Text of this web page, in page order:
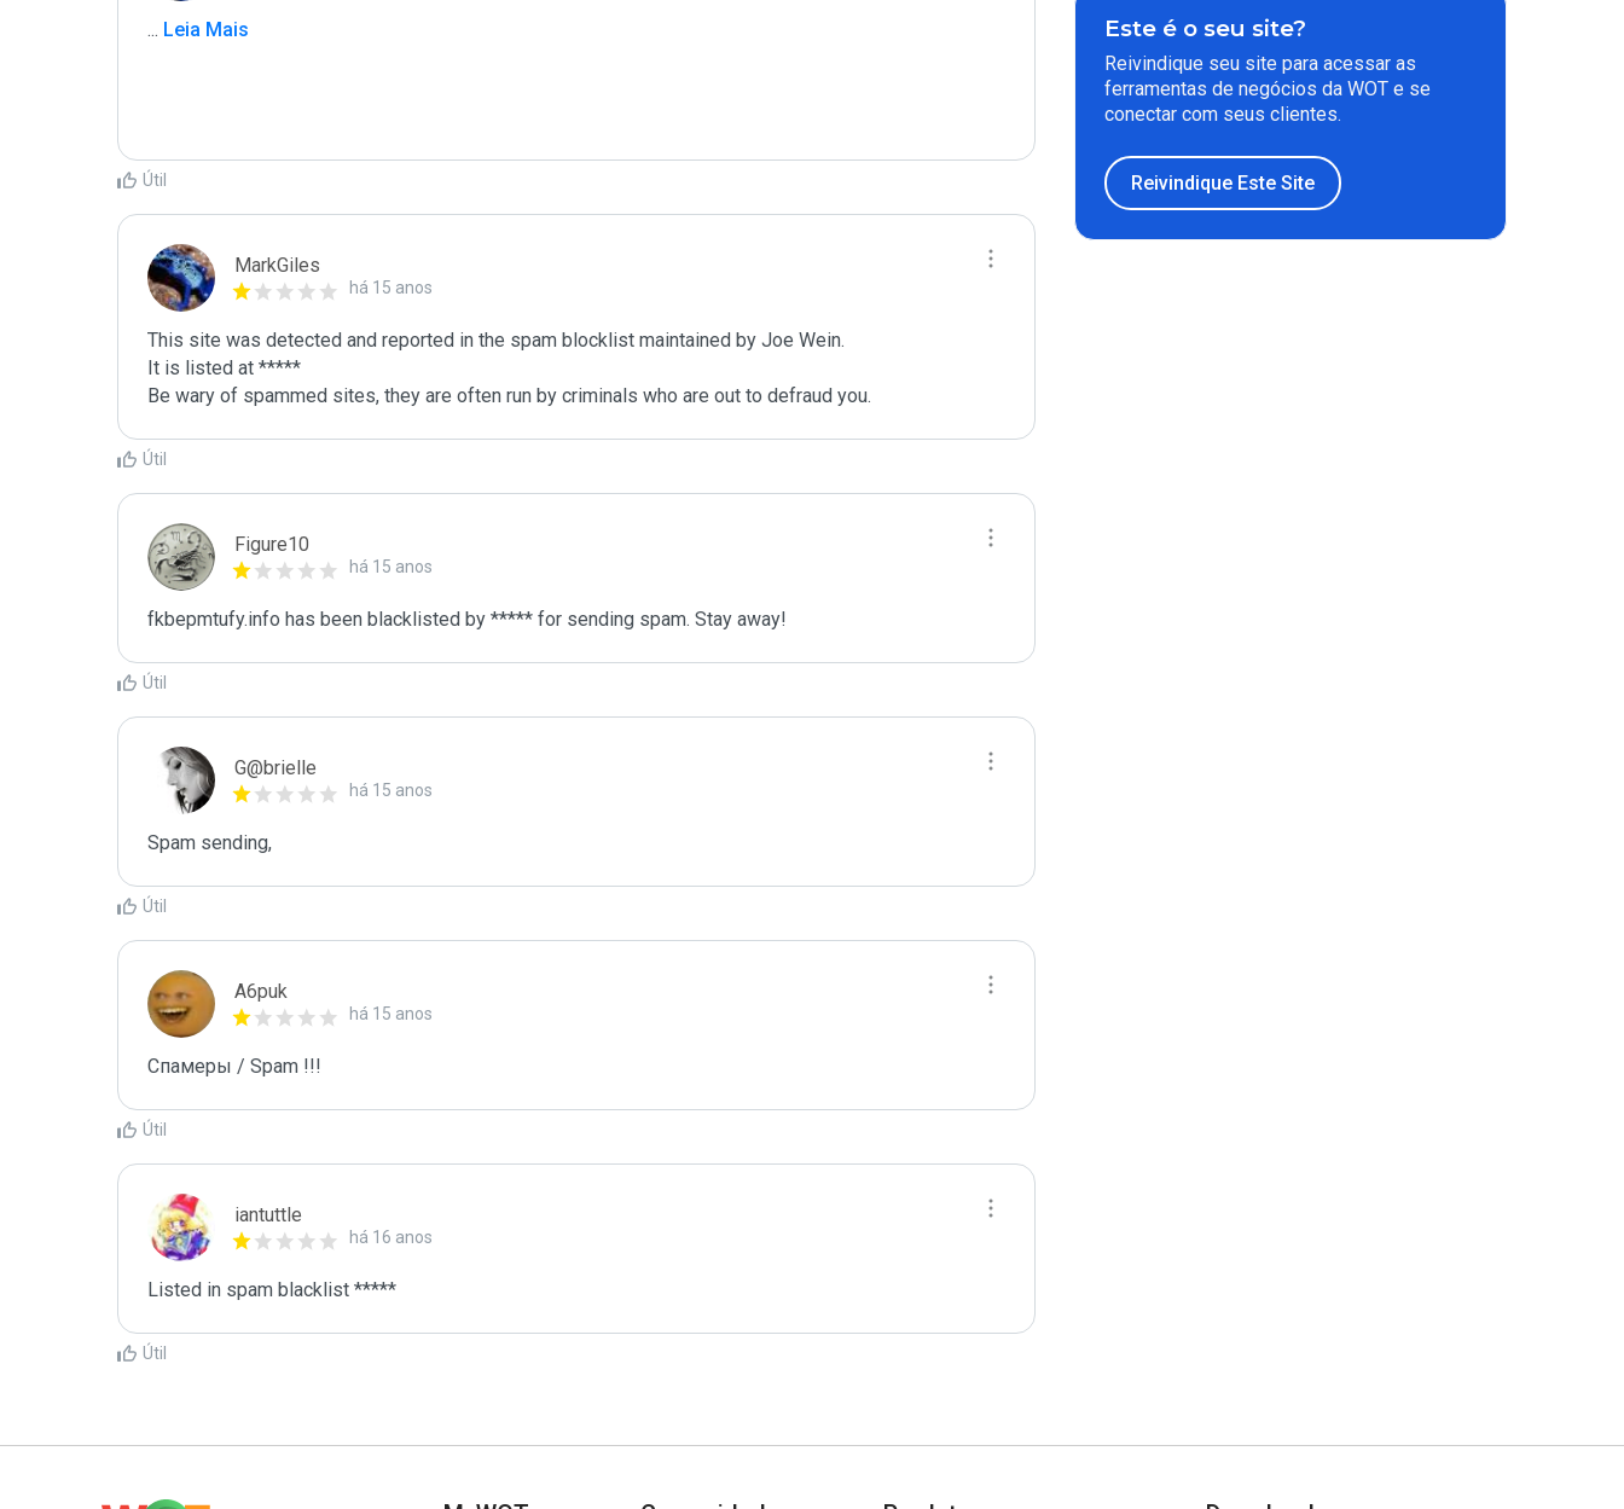
... Leia Mais
Útil
MarkGiles
há 15 anos
This site was detected and reported in the spam blocklist maintained by Joe Wein.
It is listed at *****
Be wary of spammed sites, they are often run by criminals who are out to defraud you.
Útil
Figure10
há 15 anos
fkbepmtufy.info has been blacklisted by ***** for sending spam. Stay away!
Útil
G@brielle
há 15 anos
Spam sending,
Útil
A6puk
há 15 anos
Спамеры / Spam !!!
Útil
iantuttle
há 16 anos
Listed in spam blacklist *****
Útil
Este é o seu site?
Reivindique seu site para acessar as
ferramentas de negócios da WOT e se
conectar com seus clientes.
Reivindique Este Site